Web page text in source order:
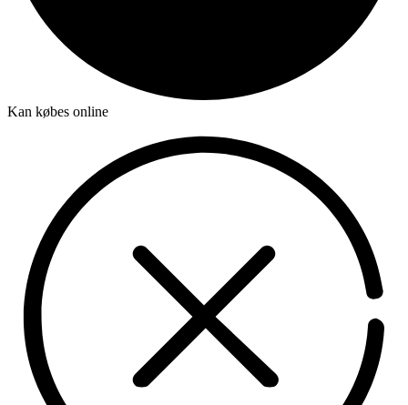
Kan købes online